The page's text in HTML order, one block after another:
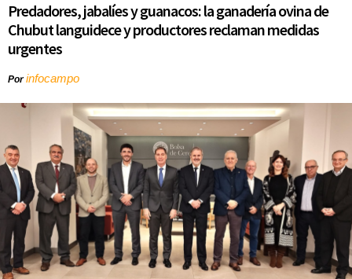
Predadores, jabalíes y guanacos: la ganadería ovina de
Chubut languidece y productores reclaman medidas
urgentes
Porinfocampo